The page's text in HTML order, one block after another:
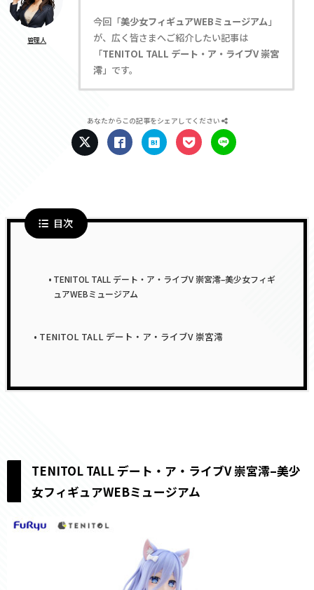
管理人
今回「美少女フィギュアWEBミュージアム 」
が、広く皆さまへご紹介したい記事は
「TENITOL TALL デート・ア・ライブV 崇宮
澪 」です。
あなたからこの記事をシェアしてください
目次
TENITOL TALL デート・ア・ライブV 崇宮澪–美少女フィギ
ュアWEBミュージアム
TENITOL TALL デート・ア・ライブV 崇宮澪
TENITOL TALL デート・ア・ライブV 崇宮澪–美少
女フィギュアWEBミュージアム